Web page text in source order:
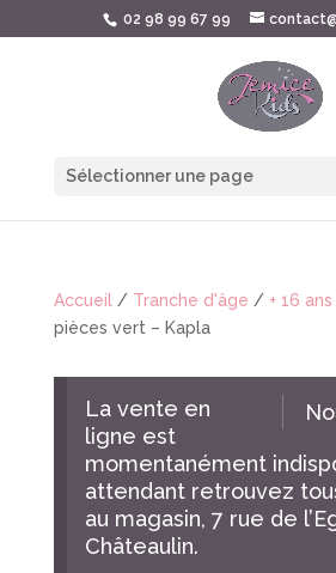
02 98 99 67 99
Sélectionner une page
Accueil / Tranche d'âge / + 16 ans
pièces vert – Kapla
La vente en
ligne est
momentanément
attendant retrouvez
au magasin, 7 rue de
Châteaulin.